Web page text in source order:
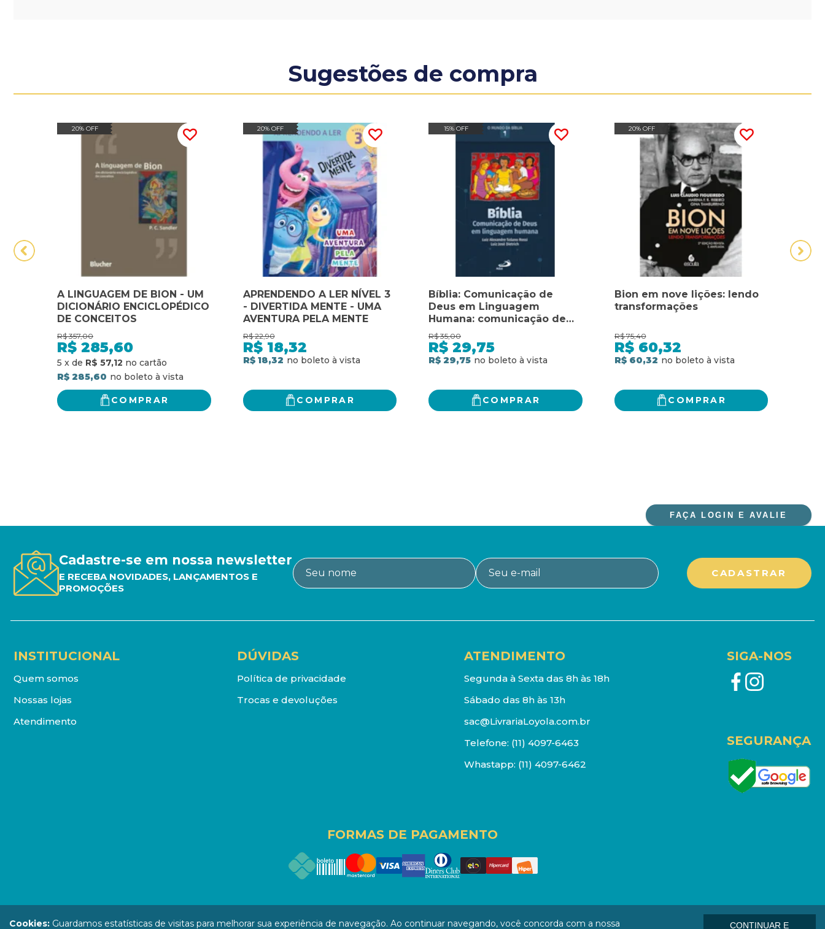
Sugestões de compra
20% OFF
A LINGUAGEM DE BION - UM
DICIONÁRIO ENCICLOPÉDICO
DE CONCEITOS
R$ 357,00
R$ 285,60
5 x de R$ 57,12
R$ 285,60
COMPRAR
20% OFF
APRENDENDO A LER NÍVEL 3
- DIVERTIDA MENTE - UMA
AVENTURA PELA MENTE
R$ 22,90
R$ 18,32
R$ 18,32
COMPRAR
15% OFF
Bíblia: Comunicação de
Deus em Linguagem
Humana: comunicação de
Deus em linguagem
humana
R$ 35,00
R$ 29,75
R$ 29,75
COMPRAR
20% OFF
Bion em nove lições: lendo
transformações
R$ 75,40
R$ 60,32
R$ 60,32
COMPRAR
FAÇA LOGIN E AVALIE
Cadastre-se em nossa newsletter
E RECEBA NOVIDADES, LANÇAMENTOS E
PROMOÇÕES
INSTITUCIONAL
Quem somos
Nossas lojas
Atendimento
DÚVIDAS
Política de privacidade
Trocas e devoluções
ATENDIMENTO
Segunda à Sexta das 8h às 18h
Sábado das 8h às 13h
sac@LivrariaLoyola.com.br
Telefone: (11) 4097-6463
Whastapp: (11) 4097-6462
SIGA-NOS
SEGURANÇA
FORMAS DE PAGAMENTO
Cookies: Guardamos estatísticas de visitas para melhorar sua experiência de navegação. Ao continuar navegando, você concorda com a nossa CONTINUAR E